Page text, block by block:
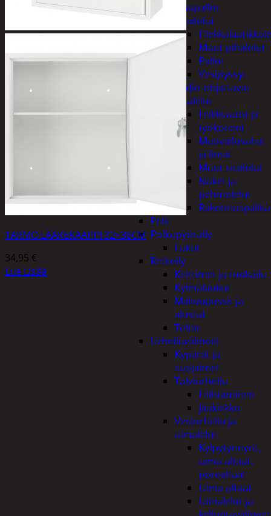
Ilmapallot
Pihalelut
Muut pihalelut
Pallot
Vesipyssyt
Radio-ohjattavat
Sisälelut
Leikkiautot ja
työkoneet
Muovailuvahat
ja limat
Muut sisälelut
Nuket ja
pehmolelut
Pelit
Polkupyöräily
Lukot
Retkeily
Keittimet ja ruokailu
Kylmälaukut
Makuupussit ja
alustat
Teltat
Urheiluvälineet
Kypärät ja
suojaimet
Talviurheilu
Hiihtäminen
Jääkiekko
Vesiurheilu ja
uimalelut
Kylpytynnyrit,
uima-altaat,
porealtaat
Uima-altaat
Uimalelut ja
TARMO LÄÄKEKAAPPI 32×36CM
34,95 €
Lue Lisää